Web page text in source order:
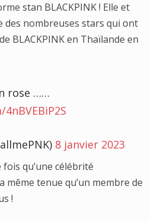
stan BLACKPINK ! Elle et
des nombreuses stars qui ont
BLACKPINK en Thaïlande en
rose ……
8 janvier 2023
qu’une célébrité
tenue qu’un membre de
!